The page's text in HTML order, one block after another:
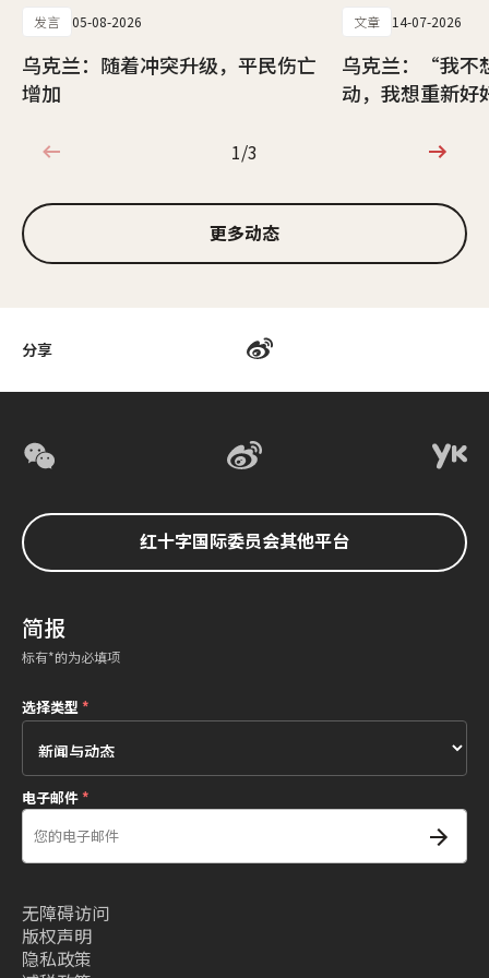
分享
发言 05-08-2026
乌克兰：随着冲突升级，平民伤亡
增加
文章 14-07-2026
乌克兰：“我不
动，我想重新
1/3
1/3
更多动态
红十字国际委员会其他平台
简报
标有*的为必填项
选择类型 *
电子邮件*
无障碍访问
版权声明
隐私政策